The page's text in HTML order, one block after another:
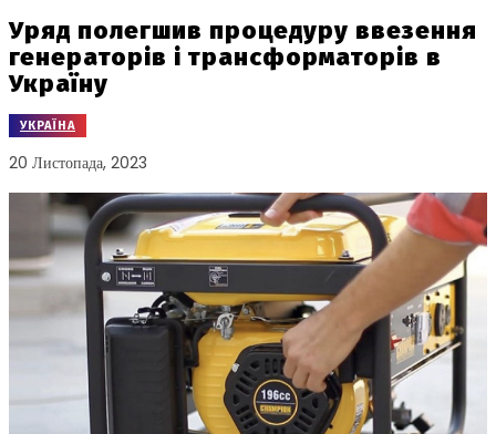
Уряд полегшив процедуру ввезення
генераторів і трансформаторів в
Україну
УКРАЇНА
20 Листопада, 2023